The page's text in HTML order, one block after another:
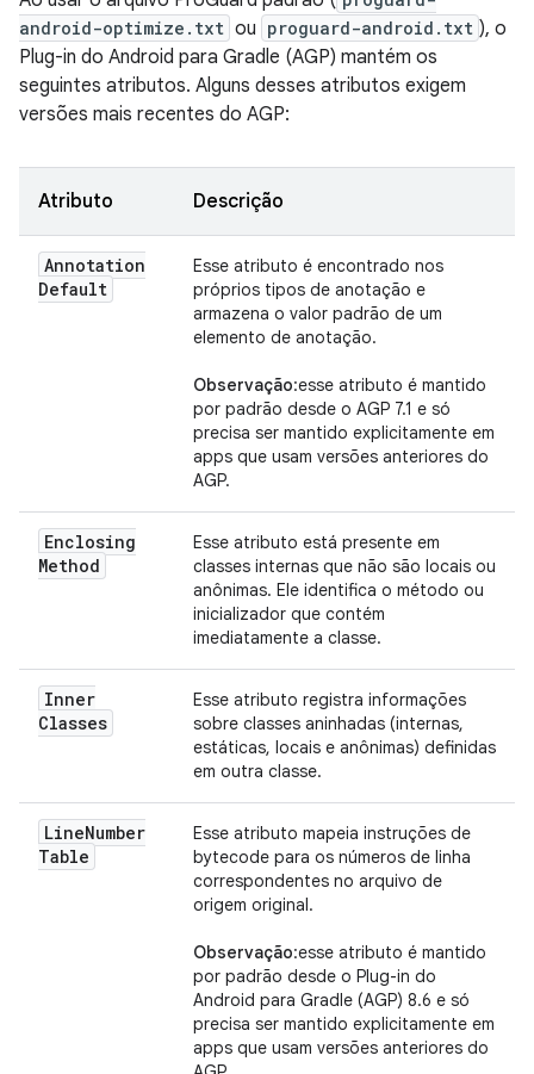
android-optimize.txt ou proguard-android.txt ), o
Plug-in do Android para Gradle (AGP) mantém os
seguintes atributos. Alguns desses atributos exigem
versões mais recentes do AGP:
Atributo Descrição
Annotation
Default
Esse atributo é encontrado nos
próprios tipos de anotação e
armazena o valor padrão de um
elemento de anotação.
Observação:esse atributo é mantido
por padrão desde o AGP 7.1 e só
precisa ser mantido explicitamente em
apps que usam versões anteriores do
AGP.
Enclosing
Method
Esse atributo está presente em
classes internas que não são locais ou
anônimas. Ele identifica o método ou
inicializador que contém
imediatamente a classe.
Inner
Classes
Esse atributo registra informações
sobre classes aninhadas (internas,
estáticas, locais e anônimas) definidas
em outra classe.
LineNumber
Table
Esse atributo mapeia instruções de
bytecode para os números de linha
correspondentes no arquivo de
origem original.
Observação:esse atributo é mantido
por padrão desde o Plug-in do
Android para Gradle (AGP) 8.6 e só
precisa ser mantido explicitamente em
apps que usam versões anteriores do